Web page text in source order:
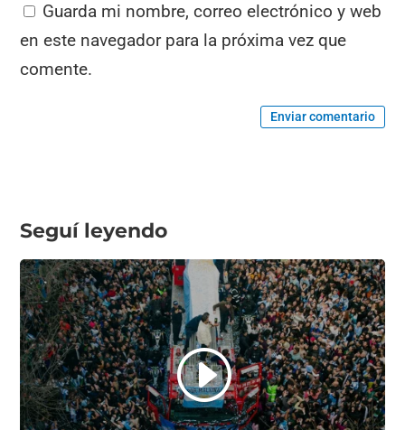
Guarda mi nombre, correo electrónico y web
en este navegador para la próxima vez que
comente.
Enviar comentario
Seguí leyendo